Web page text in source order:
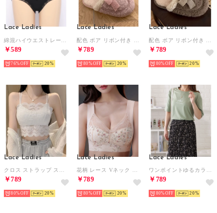
Lace Ladies
￥589
76% 20
Lace Ladies
￥789
80% 20
Lace Ladies
￥789
80% 20
Lace Ladies
￥789
80% 20
Lace Ladies
￥789
80% 20
Lace Ladies
￥789
80% 20